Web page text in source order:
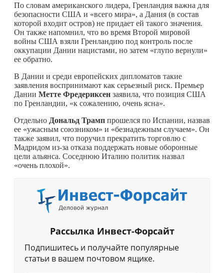
По словам американского лидера, Гренландия важна для
безопасности США и «всего мира», а Дания (в состав
которой входит остров) не придает ей такого значения.
Он также напомнил, что во время Второй мировой
войны США взяли Гренландию под контроль после
оккупации Дании нацистами, но затем «глупо вернули»
ее обратно.
В Дании и среди европейских дипломатов такие
заявления воспринимают как серьезный риск. Премьер
Дании Метте Фредериксен заявила, что позиция США
по Гренландии, «к сожалению, очень ясна».
Отдельно Дональд Трамп прошелся по Испании, назвав
ее «ужасным союзником» и «безнадежным случаем». Он
также заявил, что поручил прекратить торговлю с
Мадридом из-за отказа поддержать новые оборонные
цели альянса. Соседнюю Италию политик назвал
«очень плохой».
Рассылка Инвест-Форсайт
Подпишитесь и получайте популярные
статьи в вашем почтовом ящике.